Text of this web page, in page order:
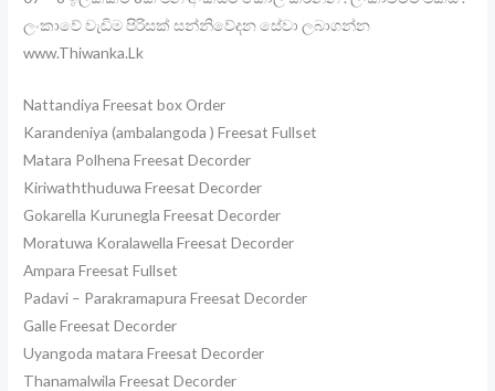
ලංකාවේ වැඩිම පිරිසක් සන්නිවේදන සේවා ලබාගන්න
www.Thiwanka.Lk
Nattandiya Freesat box Order
Karandeniya (ambalangoda ) Freesat Fullset
Matara Polhena Freesat Decorder
Kiriwaththuduwa Freesat Decorder
Gokarella Kurunegla Freesat Decorder
Moratuwa Koralawella Freesat Decorder
Ampara Freesat Fullset
Padavi – Parakramapura Freesat Decorder
Galle Freesat Decorder
Uyangoda matara Freesat Decorder
Thanamalwila Freesat Decorder